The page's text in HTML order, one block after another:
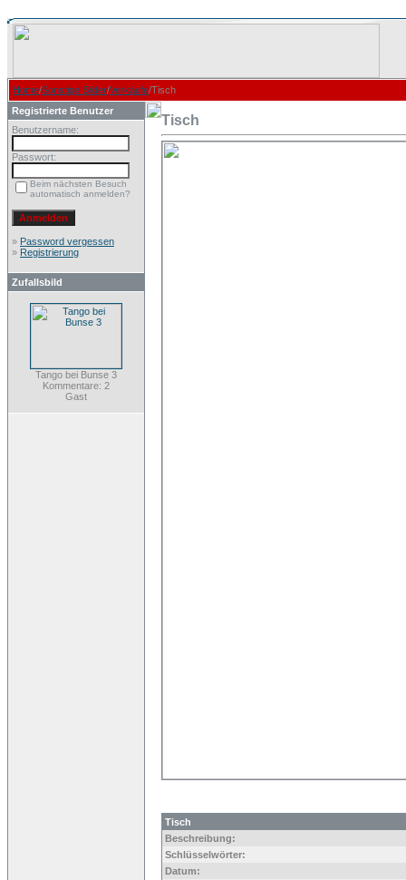
Home/Sonstige Bilder/Verkäufe/Tisch
Registrierte Benutzer
Benutzername:
Passwort:
Beim nächsten Besuch
automatisch anmelden?
» Password vergessen
» Registrierung
Zufallsbild
Tango bei Bunse 3
Kommentare: 2
Gast
Tisch
Tisch
Beschreibung:
Schlüsselwörter:
Datum: